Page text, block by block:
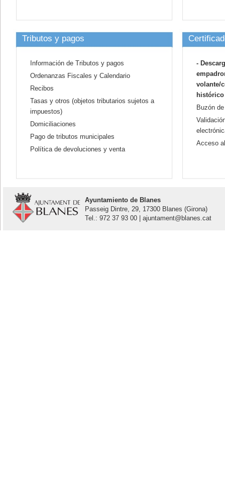
Tributos y pagos
Información de Tributos y pagos
Ordenanzas Fiscales y Calendario
Recibos
Tasas y otros (objetos tributarios sujetos a
impuestos)
Domiciliaciones
Pago de tributos municipales
Política de devoluciones y venta
-
volante/
Buzón
Acceso
Ayuntamiento de Blanes
Passeig Dintre, 29, 17300 Blanes (Girona)
Tel.: 972 37 93 00 | ajuntament@blanes.cat